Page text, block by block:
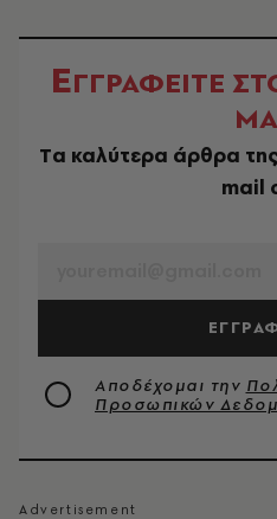
ΕΓΓΡΑΦΕΙΤΕ
Tα καλύτερα άρθρα
mail
Αποδέχομαι την
Προσωπικών